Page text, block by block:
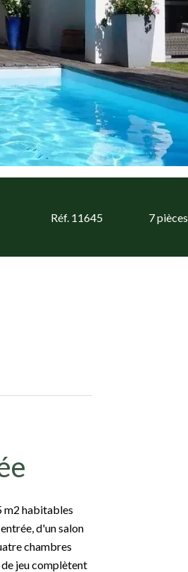
Réf. 11645 7 pièces
m2 habitables
d'un salon
chambres
de jeu complètent